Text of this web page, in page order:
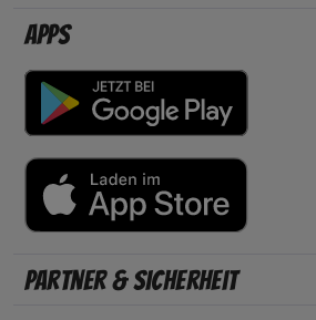
Apps
Partner & Sicherheit